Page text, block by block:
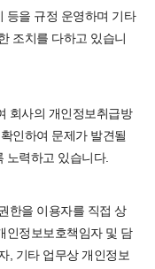
등을 규정 운영하며 기타
조치를 다하고 있습니
회사의 개인정보취급방
인하여 문제가 발견될
노력하고 있습니다.
한을 이용자를 직접 상
인정보보호책임자 및 담
, 기타 업무상 개인정보